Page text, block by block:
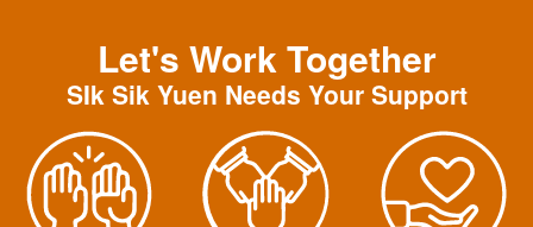
Let's Work Together
SIk Sik Yuen Needs Your Support